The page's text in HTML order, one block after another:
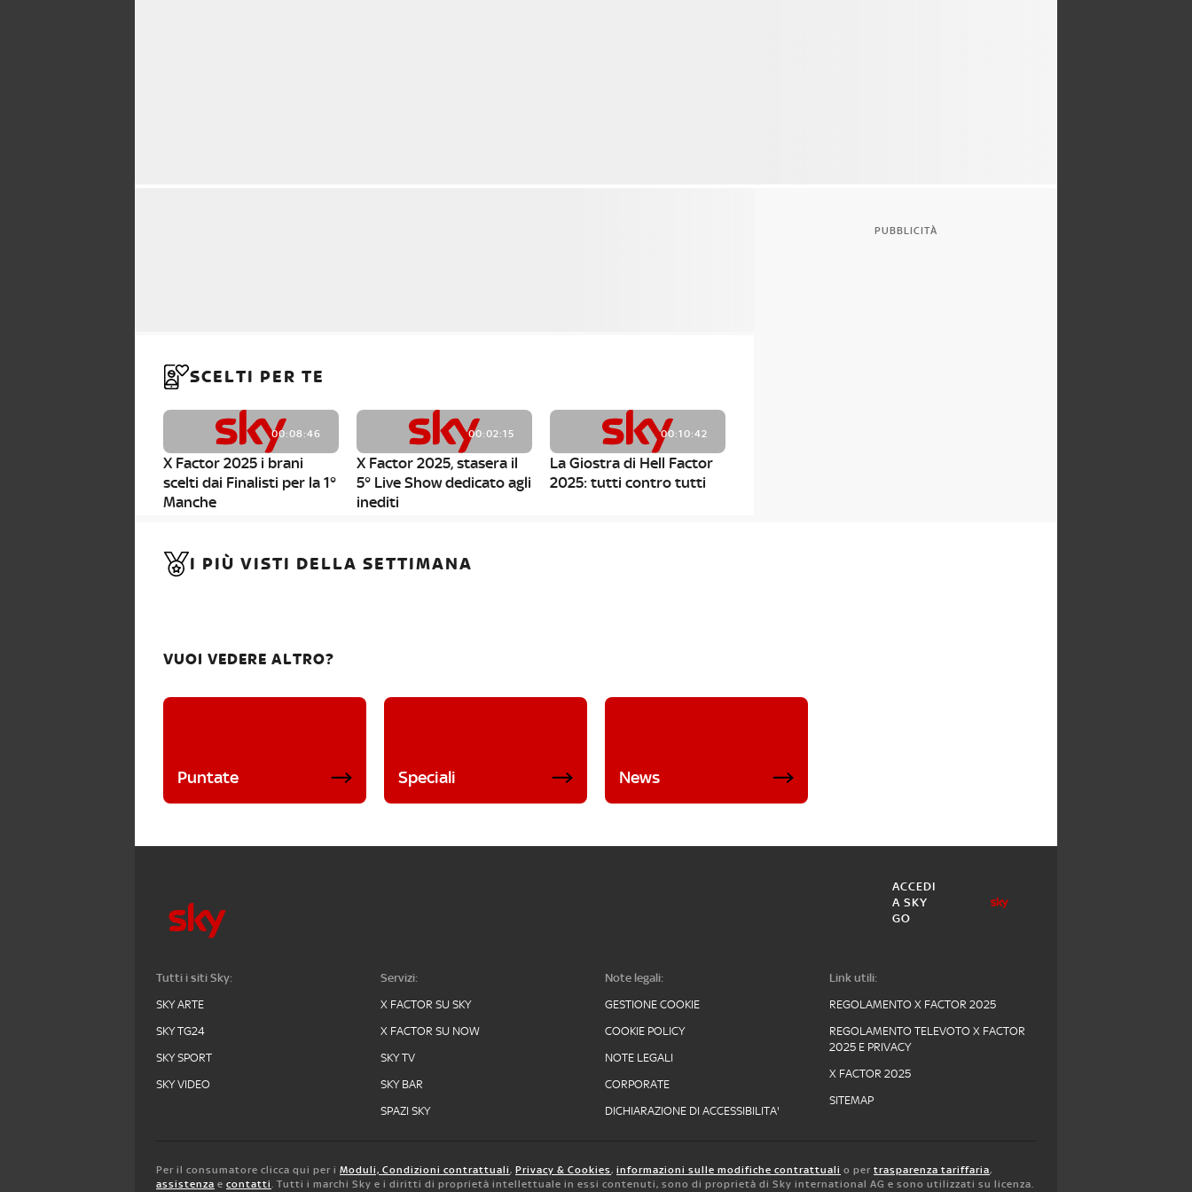
SCELTI PER TE
00:08:46
X Factor 2025 i brani
scelti dai Finalisti per la 1°
Manche
00:02:15
X Factor 2025, stasera il
5° Live Show dedicato agli
inediti
00:10:42
La Giostra di Hell Factor
2025: tutti contro tutti
PUBBLICITÀ
I PIÙ VISTI DELLA SETTIMANA
VUOI VEDERE ALTRO?
Puntate Speciali News
ACCEDI
A SKY
GO
Tutti i siti Sky:
SKY ARTE
SKY TG24
SKY SPORT
SKY VIDEO
Servizi:
X FACTOR SU SKY
X FACTOR SU NOW
SKY TV
SKY BAR
SPAZI SKY
Note legali:
GESTIONE COOKIE
COOKIE POLICY
NOTE LEGALI
CORPORATE
DICHIARAZIONE DI ACCESSIBILITA'
Link utili:
REGOLAMENTO X FACTOR 2025
REGOLAMENTO TELEVOTO X FACTOR
2025 E PRIVACY
X FACTOR 2025
SITEMAP
Per il consumatore clicca qui per i Moduli, Condizioni contrattuali, Privacy & Cookies, informazioni sulle modifiche contrattuali o per trasparenza tariffaria,
assistenza e contatti. Tutti i marchi Sky e i diritti di proprietà intellettuale in essi contenuti, sono di proprietà di Sky international AG e sono utilizzati su licenza.